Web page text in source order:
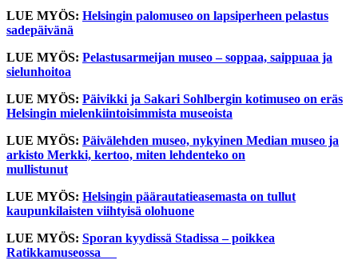
LUE MYÖS: Helsingin palomuseo on lapsiperheen pelastus
sadepäivänä
LUE MYÖS: Pelastusarmeijan museo – soppaa, saippuaa ja
sielunhoitoa
LUE MYÖS: Päivikki ja Sakari Sohlbergin kotimuseo on eräs
Helsingin mielenkiintoisimmista museoista
LUE MYÖS: Päivälehden museo, nykyinen Median museo ja
arkisto Merkki, kertoo, miten lehdenteko on
mullistunut
LUE MYÖS: Helsingin päärautatieasemasta on tullut
kaupunkilaisten viihtyisä olohuone
LUE MYÖS: Sporan kyydissä Stadissa – poikkea
Ratikkamuseossa